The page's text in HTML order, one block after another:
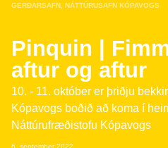
GERÐARSAFN, NÁTTÚRUSAFN KÓPAVOGS
Pinquin |
aftur og aftur
10. - 11. október er þriðju
Kópavogs boðið að koma í
Náttúrufræðistofu Kópavogs
6. september 2022